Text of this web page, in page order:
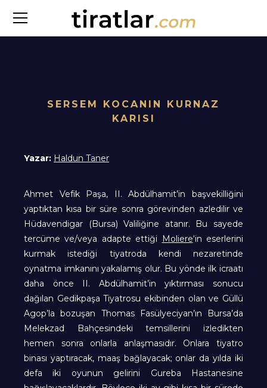
SERSEM KOCANIN KURNAZ
KARISI
Yazar: Haldun Taner
Ahmet Vefik Paşa, II. Abdülhamit’in başvekilliğini
yaptıktan kısa bir süre sonra görevinden azledilir ve
Hüdavendigar (Bursa) Valiliğine atanır. Bu sayede
tercüme ve/veya adapte ettiği
Moliere‘in eserlerini
kurmak istediği tiyatroda kendi nezaretinde
oynatma imkanını yakalamış olur. Bu yönde ilk icraatı
daha önce II. Abdülhamit’in yıktırması sonucu
dağılan Gedikpaşa Tiyatrosu ekibinden olan ve Güllü
Agop’la bozuşan Thomas Fasülyeciyan’ın Bursa’da
Melekzad Bahçesindeki temsillerini izledikten
hemen sonra onlarla anlaşmasıdır. Onlara tiyatro
binası yaptıracak, maaş bağlayacak; onlar da yılda iki
defa iki oyunun gelirini Gureba Hastanesine